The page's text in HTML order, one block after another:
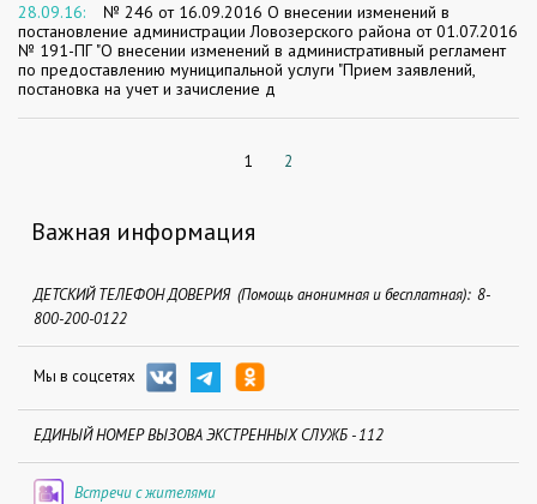
28.09.16:
№ 246 от 16.09.2016 О внесении изменений в
постановление администрации Ловозерского района от 01.07.2016
№ 191-ПГ "О внесении изменений в административный регламент
по предоставлению муниципальной услуги "Прием заявлений,
постановка на учет и зачисление д
1 2
Важная информация
ДЕТСКИЙ ТЕЛЕФОН ДОВЕРИЯ (Помощь анонимная и бесплатная): 8-
800-200-0122
Мы в соцсетях
ЕДИНЫЙ НОМЕР ВЫЗОВА ЭКСТРЕННЫХ СЛУЖБ - 112
Встречи с жителями